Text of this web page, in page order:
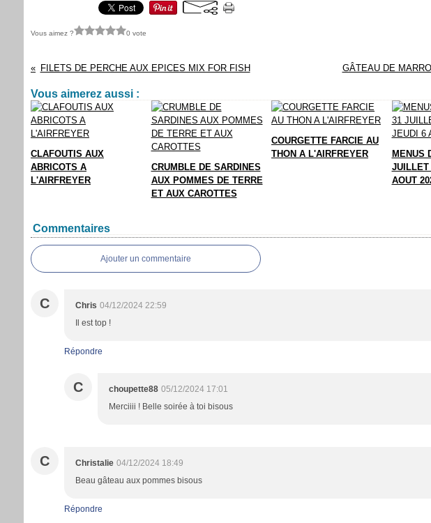
Vous aimez ? 0 vote
FILETS DE PERCHE AUX EPICES MIX FOR FISH GÂTEAU DE
Vous aimerez aussi :
CLAFOUTIS AUX
ABRICOTS A
L'AIRFREYER
CRUMBLE DE SARDINES
AUX POMMES DE TERRE
ET AUX CAROTTES
COURGETTE FARCIE AU
THON A L'AIRFREYER
MENUS
JUILLET
AOUT
Commentaires
Ajouter un commentaire
C Chris 04/12/2024 22:59
Il est top !
Répondre
C choupette88 05/12/2024 17:01
Merciiii ! Belle soirée à toi bisous
C Christalie 04/12/2024 18:49
Beau gâteau aux pommes bisous
Répondre